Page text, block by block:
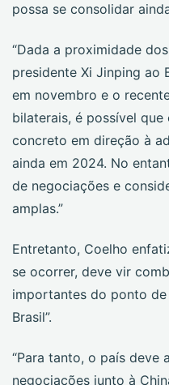
possa se consolidar
“Dada a proximidade
presidente Xi Jinping ao
em novembro e o
bilaterais, é possível
concreto em direção à
ainda em 2024. No
de negociações e
amplas.”
Entretanto, Coelho
se ocorrer, deve vir
importantes do ponto
Brasil”.
“Para tanto, o país deve
negociações junto à